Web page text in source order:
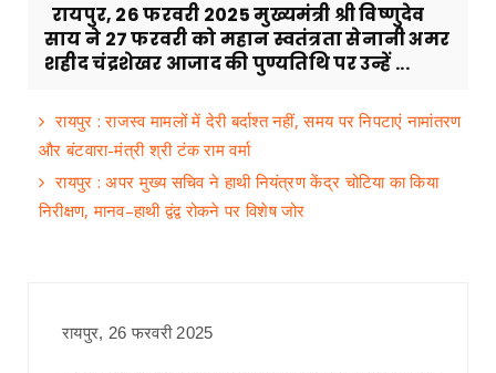
रायपुर, 26 फरवरी 2025 मुख्यमंत्री श्री विष्णुदेव
साय ने 27 फरवरी को महान स्वतंत्रता सेनानी अमर
शहीद चंद्रशेखर आजाद की पुण्यतिथि पर उन्हें ...
रायपुर : राजस्व मामलों में देरी बर्दाश्त नहीं, समय पर निपटाएं नामांतरण
और बंटवारा-मंत्री श्री टंक राम वर्मा
रायपुर : अपर मुख्य सचिव ने हाथी नियंत्रण केंद्र चोटिया का किया
निरीक्षण, मानव–हाथी द्वंद्व रोकने पर विशेष जोर
रायपुर, 26 फरवरी 2025